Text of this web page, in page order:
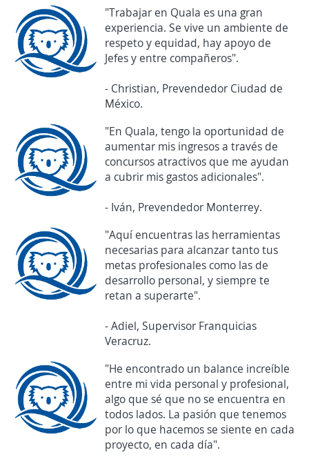
"Trabajar en Quala es una gran
experiencia. Se vive un ambiente de
respeto y equidad, hay apoyo de
Jefes y entre compañeros".
- Christian, Prevendedor Ciudad de
México.
"En Quala, tengo la oportunidad de
aumentar mis ingresos a través de
concursos atractivos que me ayudan
a cubrir mis gastos adicionales".
- Iván, Prevendedor Monterrey.
"Aquí encuentras las herramientas
necesarias para alcanzar tanto tus
metas profesionales como las de
desarrollo personal, y siempre te
retan a superarte".
- Adiel, Supervisor Franquicias
Veracruz.
"He encontrado un balance increíble
entre mi vida personal y profesional,
algo que sé que no se encuentra en
todos lados. La pasión que tenemos
por lo que hacemos se siente en cada
proyecto, en cada día".